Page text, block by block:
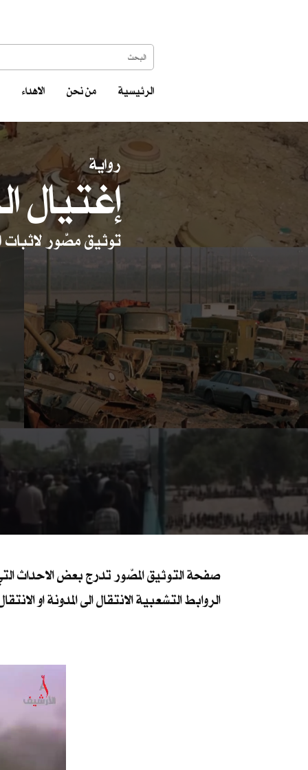
الرئيسية من نحن الاهداء
رواية
إغتيال
توثيق مصّور لاثبات
صفحة التوثيق المصّور تدرج بعض الاحداث
الروابط التشعبية الانتقال الى المدونة او